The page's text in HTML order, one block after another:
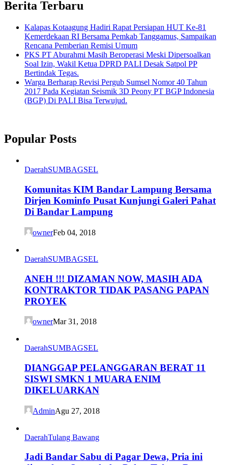
Berita Terbaru
Kalapas Kotaagung Hadiri Rapat Persiapan HUT Ke-81
Kemerdekaan RI Bersama Pemkab Tanggamus, Sampaikan
Rencana Pemberian Remisi Umum
PKS PT Aburahmi Masih Beroperasi Meski Dipersoalkan
Soal Izin, Wakil Ketua DPRD PALI Desak Satpol PP
Bertindak Tegas.
Warga Berharap Revisi Pergub Sumsel Nomor 40 Tahun
2017 Pada Kegiatan Seismik 3D Peony PT BGP Indonesia
(BGP) Di PALI Bisa Terwujud.
Popular Posts
DaerahSUMBAGSEL
Komunitas KIM Bandar Lampung Bersama
Dirjen Kominfo Pusat Kunjungi Galeri Pahat
Di Bandar Lampung
ownerFeb 04, 2018
DaerahSUMBAGSEL
ANEH !!! DIZAMAN NOW, MASIH ADA
KONTRAKTOR TIDAK PASANG PAPAN
PROYEK
ownerMar 31, 2018
DaerahSUMBAGSEL
DIANGGAP PELANGGARAN BERAT 11
SISWI SMKN 1 MUARA ENIM
DIKELUARKAN
AdminAgu 27, 2018
DaerahTulang Bawang
Jadi Bandar Sabu di Pagar Dewa, Pria ini